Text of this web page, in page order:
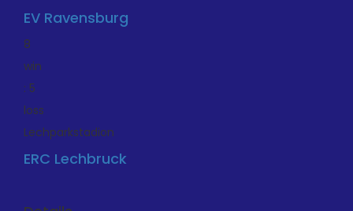
EV Ravensburg
8
win
: 5
loss
Lechparkstadion
ERC Lechbruck